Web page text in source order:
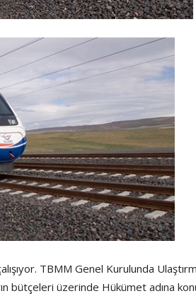
TBMM Genel Kurulunda
bütçeleri üzerinde Hükümet adına